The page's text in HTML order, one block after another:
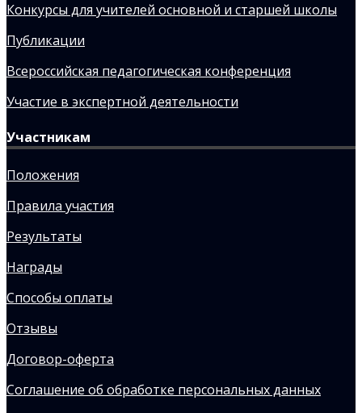
Конкурсы для учителей основной и старшей школы
Публикации
Всероссийская педагогическая конференция
Участие в экспертной деятельности
Участникам
Положения
Правила участия
Результаты
Награды
Способы оплаты
Отзывы
Договор-оферта
Соглашение об обработке персональных данных